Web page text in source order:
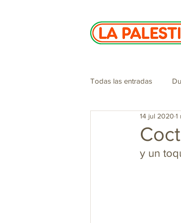
Todas las entradas
Especiales de navidad
San
14 jul 2020 1
y un